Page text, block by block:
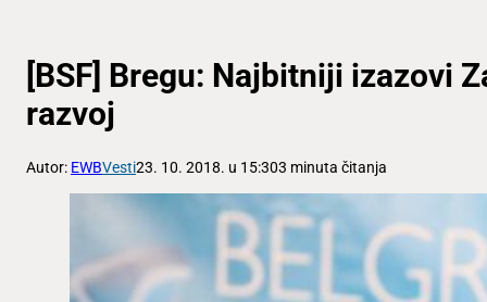
[BSF] Bregu: Najbitniji izazovi
razvoj
Autor: EWBVesti23. 10. 2018. u 15:303 minuta čitanja